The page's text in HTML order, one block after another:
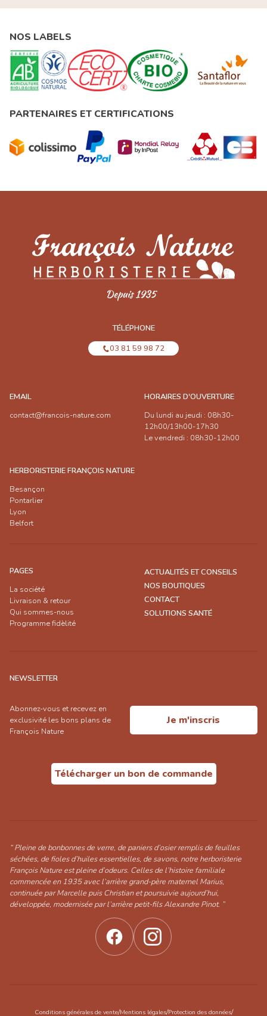
NOS LABELS
PARTENAIRES ET CERTIFICATIONS
TÉLÉPHONE
03 81 59 98 72
EMAIL
contact@francois-nature.com
HORAIRES D'OUVERTURE
Du lundi au jeudi : 08h30-
12h00/13h00-17h30
Le vendredi : 08h30-12h00
HERBORISTERIE FRANÇOIS NATURE
Besançon
Pontarlier
Lyon
Belfort
PAGES
La société
Livraison & retour
Qui sommes-nous
Programme fidèlité
ACTUALITÉS ET CONSEILS
NOS BOUTIQUES
CONTACT
SOLUTIONS SANTÉ
NEWSLETTER
Abonnez-vous et recevez en
exclusivité les bons plans de
François Nature
Je m'inscris
Télécharger un bon de commande
“ Pleine de bonbonnes de verre, de paniers d’osier remplis de feuilles
séchées, de fioles d’huiles essentielles, de savons, notre herboristerie
François Nature est pleine d’odeurs. Celles de l’histoire familiale
commencée en 1935 avec l’arrière grand-père maternel Marius,
continuée par Marcelle puis Christian et poursuivie aujourd’hui,
développée, modernisée par l’arrière petit-fils Alexandre Pinot. ”
Conditions générales de vente/Mentions légales/Protection des données/